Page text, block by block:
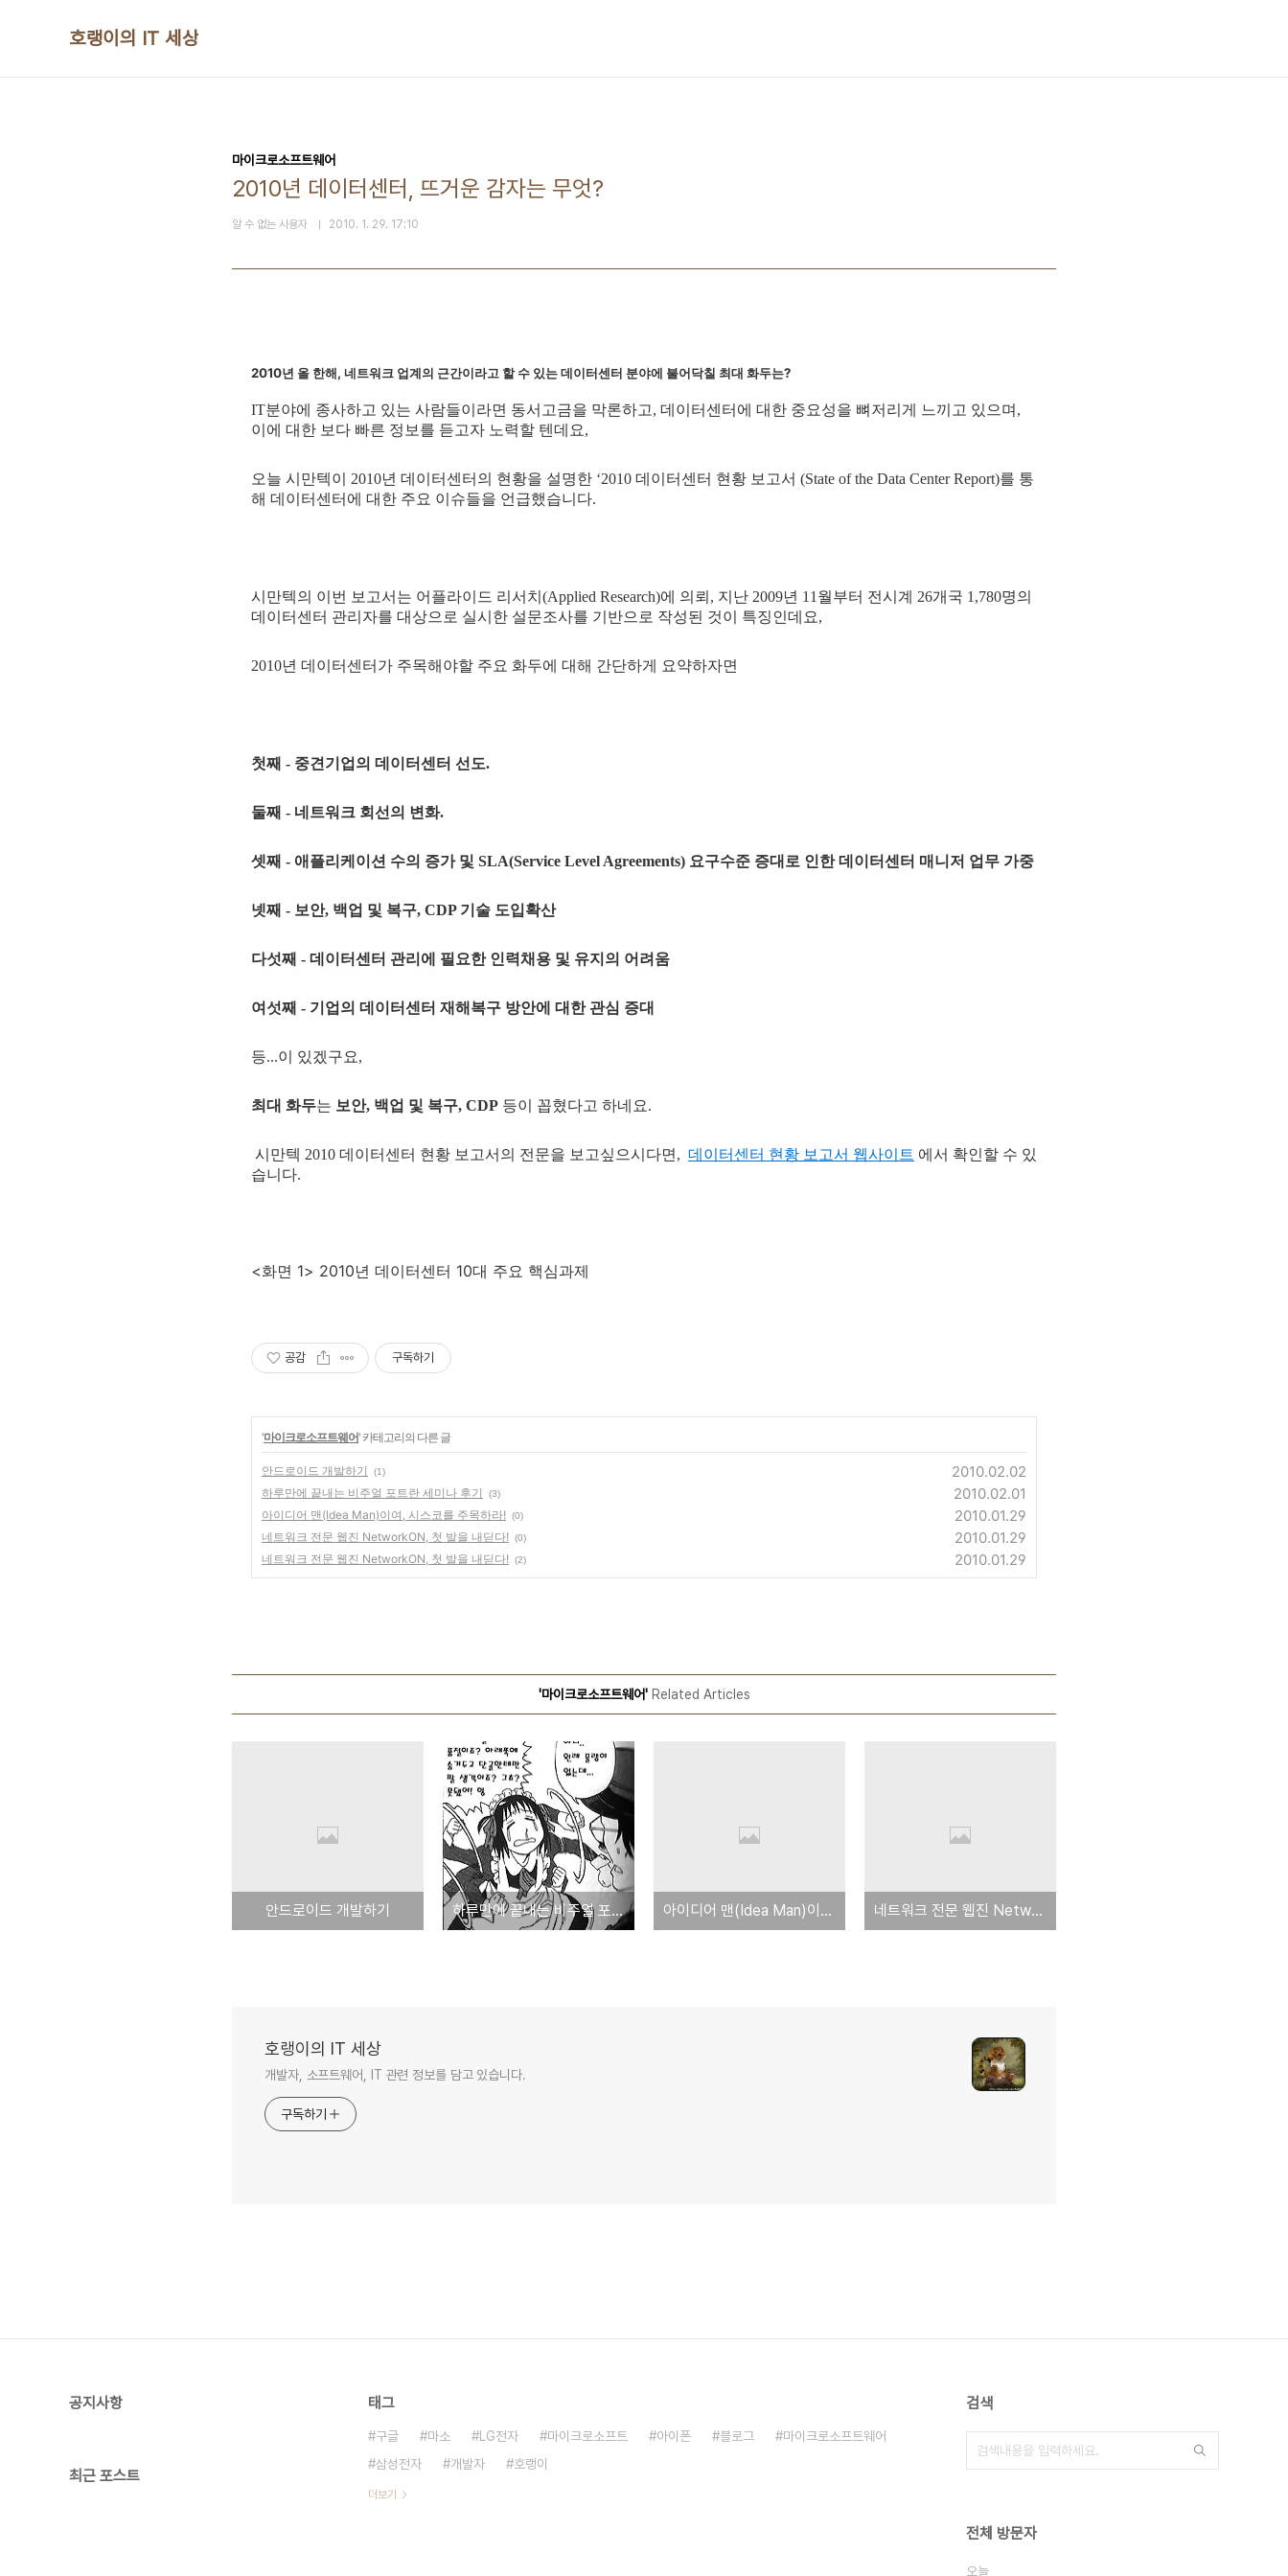
호랭이의 IT 세상
마이크로소프트웨어
2010년 데이터센터, 뜨거운 감자는 무엇?
알 수 없는 사용자 2010. 1. 29. 17:10
2010년 올 한해, 네트워크 업계의 근간이라고 할 수 있는 데이터센터 분야에 불어닥칠 최대 화두는?
IT분야에 종사하고 있는 사람들이라면 동서고금을 막론하고, 데이터센터에 대한 중요성을 뼈저리게 느끼고 있으며,
이에 대한 보다 빠른 정보를 듣고자 노력할 텐데요,
오늘 시만텍이 2010년 데이터센터의 현황을 설명한 ‘2010 데이터센터 현황 보고서 (State of the Data Center Report)를 통
해 데이터센터에 대한 주요 이슈들을 언급했습니다.
시만텍의 이번 보고서는 어플라이드 리서치(Applied Research)에 의뢰, 지난 2009년 11월부터 전시계 26개국 1,780명의
데이터센터 관리자를 대상으로 실시한 설문조사를 기반으로 작성된 것이 특징인데요,
2010년 데이터센터가 주목해야할 주요 화두에 대해 간단하게 요약하자면
첫째 - 중견기업의 데이터센터 선도.
둘째 - 네트워크 회선의 변화.
셋째 - 애플리케이션 수의 증가 및 SLA(Service Level Agreements) 요구수준 증대로 인한 데이터센터 매니저 업무 가중
넷째 - 보안, 백업 및 복구, CDP 기술 도입확산
다섯째 - 데이터센터 관리에 필요한 인력채용 및 유지의 어려움
여섯째 - 기업의 데이터센터 재해복구 방안에 대한 관심 증대
등...이 있겠구요,
최대 화두는 보안, 백업 및 복구, CDP 등이 꼽혔다고 하네요.
시만텍 2010 데이터센터 현황 보고서의 전문을 보고싶으시다면, 데이터센터 현황 보고서 웹사이트 에서 확인할 수 있
습니다.
<화면 1> 2010년 데이터센터 10대 주요 핵심과제
공감 구독하기
'마이크로소프트웨어' 카테고리의 다른 글
안드로이드 개발하기 (1) 2010.02.02
하루만에 끝내는 비주얼 포트란 세미나 후기 (3) 2010.02.01
아이디어 맨(Idea Man)이여, 시스코를 주목하라! (0) 2010.01.29
네트워크 전문 웹진 NetworkON, 첫 발을 내딛다! (0) 2010.01.29
네트워크 전문 웹진 NetworkON, 첫 발을 내딛다! (2) 2010.01.29
'마이크로소프트웨어'Related Articles
안드로이드 개발하기 하루만에 끝내는 비주얼 포트란 세미나 후기 아이디어 맨(Idea Man)이여, 시스코를 주목하라! 네트워크 전문 웹진 NetworkON, 첫 발을 내딛다!
호랭이의 IT 세상
개발자, 소프트웨어, IT 관련 정보를 담고 있습니다.
구독하기
공지사항
최근 포스트
태그
구글 마소 LG전자 마이크로소프트 아이폰 블로그
마이크로소프트웨어
삼성전자
개발자 호랭이
더보기
검색
전체 방문자
오늘